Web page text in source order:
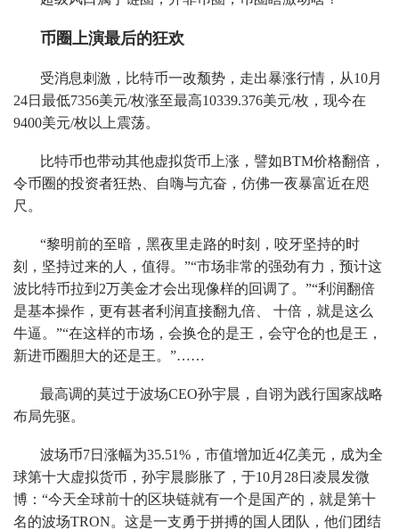
币圈上演最后的狂欢
受消息刺激，比特币一改颓势，走出暴涨行情，从10月
24日最低7356美元/枚涨至最高10339.376美元/枚，现今在
9400美元/枚以上震荡。
比特币也带动其他虚拟货币上涨，譬如BTM价格翻倍，
令币圈的投资者狂热、自嗨与亢奋，仿佛一夜暴富近在咫
尺。
“黎明前的至暗，黑夜里走路的时刻，咬牙坚持的时
刻，坚持过来的人，值得。”“市场非常的强劲有力，预计这
波比特币拉到2万美金才会出现像样的回调了。”“利润翻倍
是基本操作，更有甚者利润直接翻九倍、 十倍，就是这么
牛逼。”“在这样的市场，会换仓的是王，会守仓的也是王，
新进币圈胆大的还是王。”……
最高调的莫过于波场CEO孙宇晨，自诩为践行国家战略
布局先驱。
波场币7日涨幅为35.51%，市值增加近4亿美元，成为全
球第十大虚拟货币，孙宇晨膨胀了，于10月28日凌晨发微
博：“今天全球前十的区块链就有一个是国产的，就是第十
名的波场TRON。这是一支勇于拼搏的国人团队，他们团结